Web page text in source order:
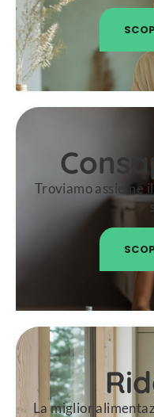
Troviamo assieme
La miglior